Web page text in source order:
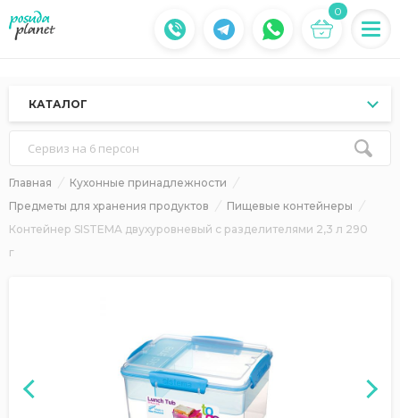
0
КАТАЛОГ
Сервиз на 6 персон
Главная
Кухонные принадлежности
Предметы для хранения продуктов
Пищевые контейнеры
Контейнер SISTEMA двухуровневый с разделителями 2,3 л 290
г